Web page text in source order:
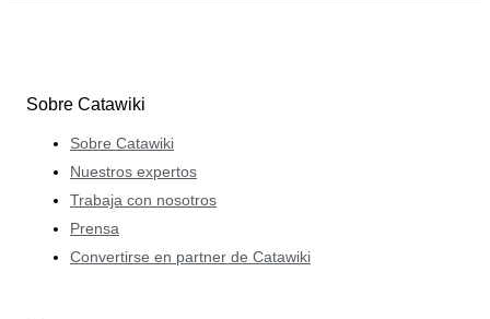
Sobre Catawiki
Sobre Catawiki
Nuestros expertos
Trabaja con nosotros
Prensa
Convertirse en partner de Catawiki